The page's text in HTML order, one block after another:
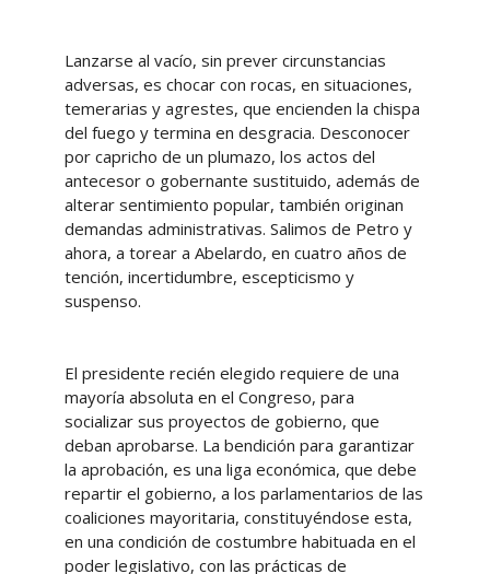
Lanzarse al vacío, sin prever circunstancias
adversas, es chocar con rocas, en situaciones,
temerarias y agrestes, que encienden la chispa
del fuego y termina en desgracia. Desconocer
por capricho de un plumazo, los actos del
antecesor o gobernante sustituido, además de
alterar sentimiento popular, también originan
demandas administrativas. Salimos de Petro y
ahora, a torear a Abelardo, en cuatro años de
tención, incertidumbre, escepticismo y
suspenso.
El presidente recién elegido requiere de una
mayoría absoluta en el Congreso, para
socializar sus proyectos de gobierno, que
deban aprobarse. La bendición para garantizar
la aprobación, es una liga económica, que debe
repartir el gobierno, a los parlamentarios de las
coaliciones mayoritaria, constituyéndose esta,
en una condición de costumbre habituada en el
poder legislativo, con las prácticas de